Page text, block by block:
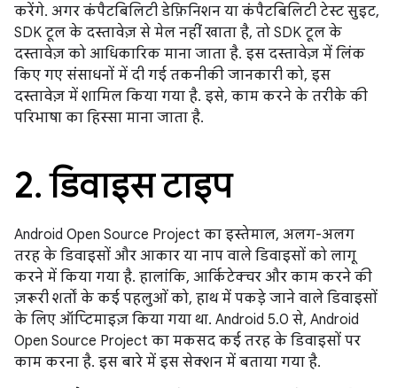
करेंगे. अगर कंपैटबिलिटी डेफ़िनिशन या कंपैटबिलिटी टेस्ट सुइट,
SDK टूल के दस्तावेज़ से मेल नहीं खाता है, तो SDK टूल के
दस्तावेज़ को आधिकारिक माना जाता है. इस दस्तावेज़ में लिंक
किए गए संसाधनों में दी गई तकनीकी जानकारी को, इस
दस्तावेज़ में शामिल किया गया है. इसे, काम करने के तरीके की
परिभाषा का हिस्सा माना जाता है.
2.डिवाइस टाइप
Android Open Source Project का इस्तेमाल, अलग-अलग
तरह के डिवाइसों और आकार या नाप वाले डिवाइसों को लागू
करने में किया गया है. हालांकि, आर्किटेक्चर और काम करने की
ज़रूरी शर्तों के कई पहलुओं को, हाथ में पकड़े जाने वाले डिवाइसों
के लिए ऑप्टिमाइज़ किया गया था. Android 5.0 से, Android
Open Source Project का मकसद कई तरह के डिवाइसों पर
काम करना है. इस बारे में इस सेक्शन में बताया गया है.